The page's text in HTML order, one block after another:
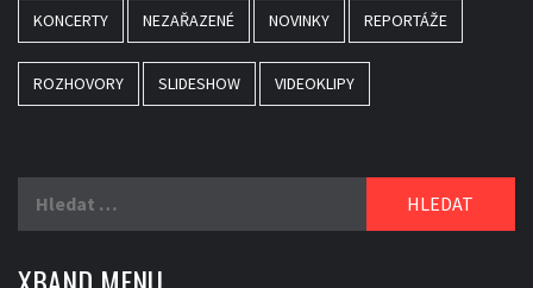
KONCERTY NEZAŘAZENÉ NOVINKY REPORTÁŽE
ROZHOVORY SLIDESHOW VIDEOKLIPY